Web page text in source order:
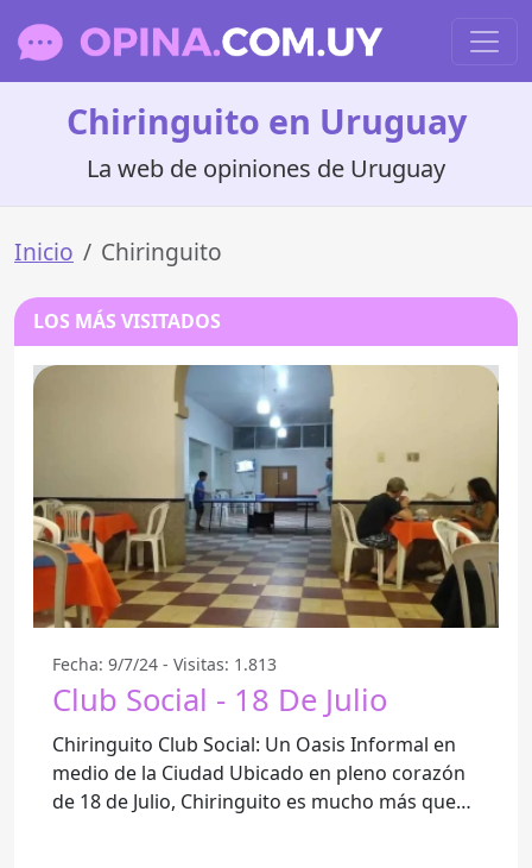
Chiringuito en Uruguay
La web de opiniones de Uruguay
Inicio Chiringuito
LOS MÁS VISITADOS
Fecha: 9/7/24 - Visitas: 1.813
Club Social - 18 De Julio
Chiringuito Club Social: Un Oasis Informal en
medio de la Ciudad Ubicado en pleno corazón
de 18 de Julio, Chiringuito es mucho más que